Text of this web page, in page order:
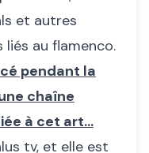
et autres
au flamenco.
pendant la
chaîne
à cet art…
tv, et elle est